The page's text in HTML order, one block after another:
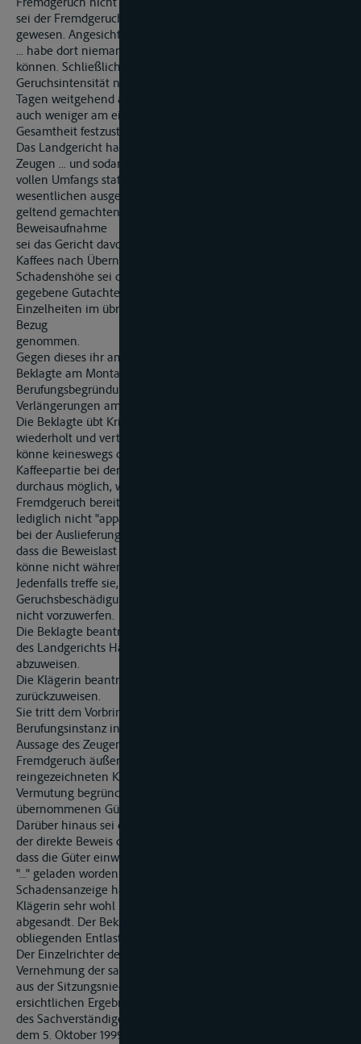
sei der Fremdgeruch nur nach intensivem Riechen feststellbar
gewesen. Angesichts des geruchsgeschwängerten Ladehafens
... habe dort niemand den Fremdgeruch wahrnehmen
können. Schließlich sei darauf hinzuweisen, dass sich die
Geruchsintensität nach drei
Tagen weitgehend abgeschwächt habe. Der Fremdgeruch sei
auch weniger am einzelnen Kaffeesack als bei deren
Gesamtheit festzustellen gewesen.
Das Landgericht hat Beweis erhoben durch Vernehmung des
Zeugen ... und sodann der Klage mit Urteil vom 11. Juni 1998
vollen Umfangs stattgegeben. Zur Begründung hat es im
wesentlichen ausgeführt, die Klägerin sei Gläubigerin des
geltend gemachten Anspruchs. Nach dem Ergebnis der
Beweisaufnahme
sei das Gericht davon überzeugt, dass die Kontaminierung des
Kaffees nach Übernahme an Bord stattgefunden habe. Zur
Schadenshöhe sei das von der Beklagten selbst in Auftrag
gegebene Gutachten ... zugrundegelegt worden. Wegen der
Einzelheiten im übrigen wird auf das angefochtene Urteil
Bezug
genommen.
Gegen dieses ihr am 12. Juni 1998 zugestellte Urteil hat die
Beklagte am Montag, 13. Juli 1998 Berufung eingelegt. Die
Berufungsbegründung ist nach entsprechenden
Verlängerungen am 28. September 1998 eingegangen.
Die Beklagte übt Kritik am landgerichtlichen Urteil,
wiederholt und vertieft ihren erstinstanzlichen Vortrag. Es
könne keineswegs davon ausgegangen werden, dass die
Kaffeepartie bei der Beladung geruchsfrei gewesen sei. Es sei
durchaus möglich, wenn nicht sogar naheliegend, dass der
Fremdgeruch bereits bei der Beladung vorhanden, aber
lediglich nicht "apparent" gewesen sei. Der Schaden sei ihr
bei der Auslieferung nicht schriftlich angezeigt worden, so
dass die Beweislast damit bei der Klägerin liege. Der Schaden
könne nicht während des Seetransportes eingetreten sein.
Jedenfalls treffe sie, die Beklagte, kein Verschulden an der
Geruchsbeschädigung. Mangelnde Ladungsfürsorge sei ihr
nicht vorzuwerfen.
Die Beklagte beantragt, das am 11. Juni 1998 verkündete Urteil
des Landgerichts Hamburg abzuändern und die Klage
abzuweisen.
Die Klägerin beantragt, die Berufung der Beklagten
zurückzuweisen.
Sie tritt dem Vorbringen der Beklagten in der
Berufungsinstanz in allen Punkten entgegen. Durch die
Aussage des Zeugen ... sei bewiesen, dass der fragliche
Fremdgeruch äußerlich erkennbar gewesen sei, so dass die
reingezeichneten Konnossemente die unwiderlegliche
Vermutung begründeten, dass die von der Beklagten
übernommenen Güter frei von Fremdgeruch gewesen seien.
Darüber hinaus sei durch die Aussage des Zeugen ... aber auch
der direkte Beweis durch sie, die Klägerin, erbracht worden,
dass die Güter einwandfrei gewesen seien, als sie in das MS
"..." geladen worden seien. Eine ordnungsgemäße schriftliche
Schadensanzeige habe die Versicherungsnehmerin der
Klägerin sehr wohl unter dem 31. Januar 1994 (Anl. K 18)
abgesandt. Der Beklagten sei es nicht gelungen, den ihr
obliegenden Entlastungsbeweis zu führen.
Der Einzelrichter des Senats hat Beweis erhoben durch
Vernehmung der sachverständigen Zeugen ... und ... mit dem
aus der Sitzungsniederschrift vom 31. August 1999
ersichtlichen Ergebnis. Weiter ist ein schriftliches Gutachten
des Sachverständigen ... eingeholt worden, das dieser unter
dem 5. Oktober 1999 erstattet hat. Der Senat hat in seiner